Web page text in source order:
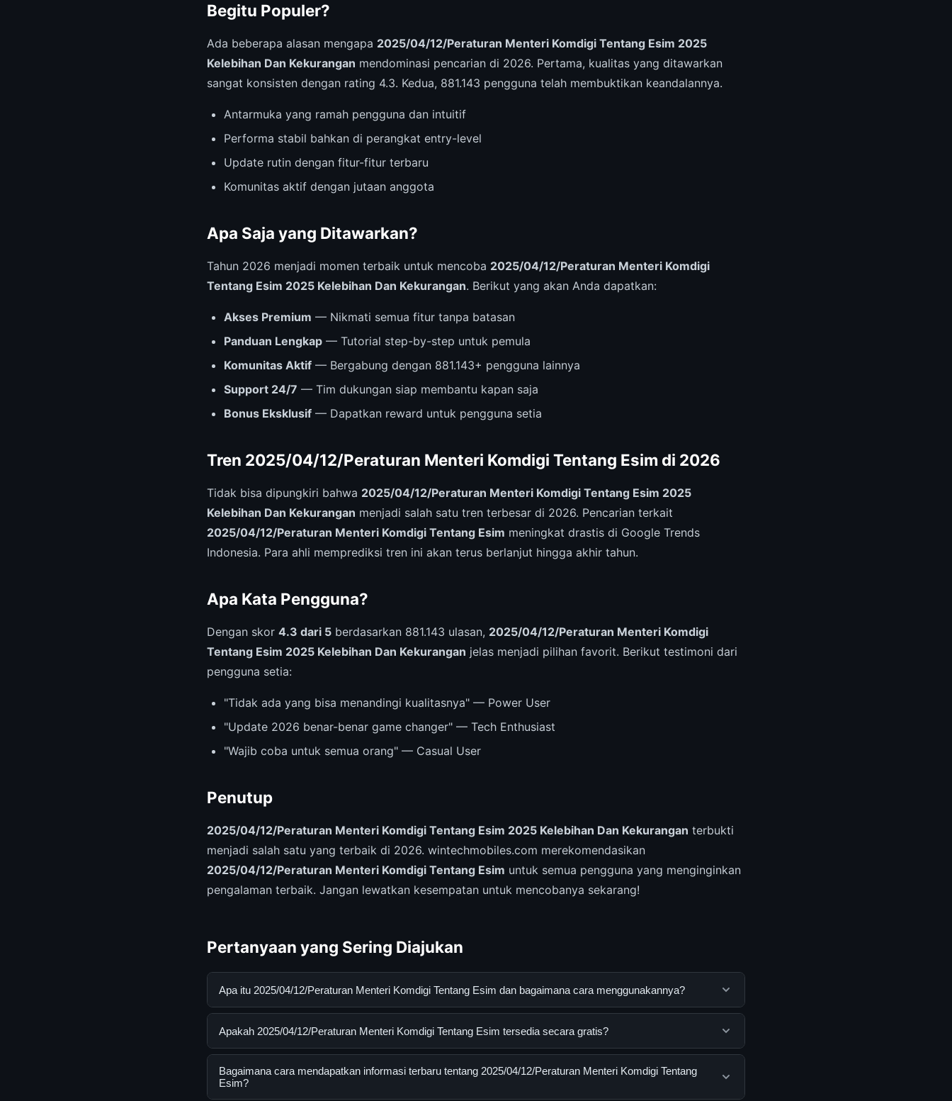
Begitu Populer?
Ada beberapa alasan mengapa 2025/04/12/Peraturan Menteri Komdigi Tentang Esim 2025
Kelebihan Dan Kekurangan mendominasi pencarian di 2026. Pertama, kualitas yang ditawarkan
sangat konsisten dengan rating 4.3. Kedua, 881.143 pengguna telah membuktikan keandalannya.
Antarmuka yang ramah pengguna dan intuitif
Performa stabil bahkan di perangkat entry-level
Update rutin dengan fitur-fitur terbaru
Komunitas aktif dengan jutaan anggota
Apa Saja yang Ditawarkan?
Tahun 2026 menjadi momen terbaik untuk mencoba 2025/04/12/Peraturan Menteri Komdigi
Tentang Esim 2025 Kelebihan Dan Kekurangan. Berikut yang akan Anda dapatkan:
Akses Premium — Nikmati semua fitur tanpa batasan
Panduan Lengkap — Tutorial step-by-step untuk pemula
Komunitas Aktif — Bergabung dengan 881.143+ pengguna lainnya
Support 24/7 — Tim dukungan siap membantu kapan saja
Bonus Eksklusif — Dapatkan reward untuk pengguna setia
Tren 2025/04/12/Peraturan Menteri Komdigi Tentang Esim di 2026
Tidak bisa dipungkiri bahwa 2025/04/12/Peraturan Menteri Komdigi Tentang Esim 2025
Kelebihan Dan Kekurangan menjadi salah satu tren terbesar di 2026. Pencarian terkait
2025/04/12/Peraturan Menteri Komdigi Tentang Esim meningkat drastis di Google Trends
Indonesia. Para ahli memprediksi tren ini akan terus berlanjut hingga akhir tahun.
Apa Kata Pengguna?
Dengan skor 4.3 dari 5 berdasarkan 881.143 ulasan, 2025/04/12/Peraturan Menteri Komdigi
Tentang Esim 2025 Kelebihan Dan Kekurangan jelas menjadi pilihan favorit. Berikut testimoni dari
pengguna setia:
"Tidak ada yang bisa menandingi kualitasnya" — Power User
"Update 2026 benar-benar game changer" — Tech Enthusiast
"Wajib coba untuk semua orang" — Casual User
Penutup
2025/04/12/Peraturan Menteri Komdigi Tentang Esim 2025 Kelebihan Dan Kekurangan terbukti
menjadi salah satu yang terbaik di 2026. wintechmobiles.com merekomendasikan
2025/04/12/Peraturan Menteri Komdigi Tentang Esim untuk semua pengguna yang menginginkan
pengalaman terbaik. Jangan lewatkan kesempatan untuk mencobanya sekarang!
Pertanyaan yang Sering Diajukan
Apa itu 2025/04/12/Peraturan Menteri Komdigi Tentang Esim dan bagaimana cara menggunakannya?
2025/04/12/Peraturan Menteri Komdigi Tentang Esim adalah layanan digital yang dirancang untuk
dengan mengunjungi situs resmi dan mengikuti panduan yang tersedia.
Apakah 2025/04/12/Peraturan Menteri Komdigi Tentang Esim tersedia secara gratis?
Ya, 2025/04/12/Peraturan Menteri Komdigi Tentang Esim dapat diakses secara gratis oleh semua
pengguna. Tidak ada biaya tersembunyi atau langganan yang diperlukan untuk menggunakan layanan dasar
Bagaimana cara mendapatkan informasi terbaru tentang 2025/04/12/Peraturan Menteri Komdigi Tentang
Esim?